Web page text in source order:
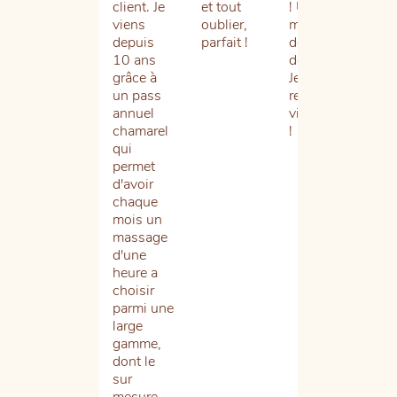
client. Je
viens
depuis
10 ans
grâce à
un pass
annuel
chamarel
qui
permet
d'avoir
chaque
mois un
massage
d'une
heure a
choisir
parmi une
large
gamme,
dont le
sur
et tout
oublier,
parfait !
! Un vrai
moment
de
détente.
Je
recommande
vivement
!